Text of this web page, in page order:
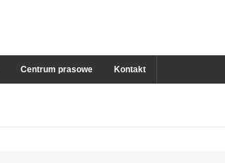
Centrum prasowe Kontakt